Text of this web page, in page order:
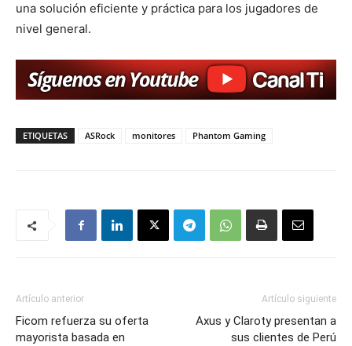
una solución eficiente y práctica para los jugadores de
nivel general.
ETIQUETAS ASRock monitores Phantom Gaming
Artículo anterior
Ficom refuerza su oferta
mayorista basada en
Artículo siguiente
Axus y Claroty presentan a
sus clientes de Perú